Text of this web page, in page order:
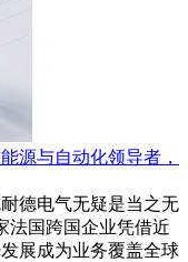
源与自动化领导者，
德电气无疑是当之无
法国跨国企业凭借近
展成为业务覆盖全球